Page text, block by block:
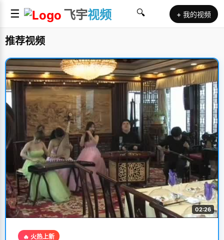
☰ 飞宇视频 🔍 + 我的视频
推荐视频
02:26
🔥 火热上新